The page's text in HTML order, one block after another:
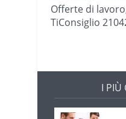
Offerte di
TiConsiglio
I PIÙ